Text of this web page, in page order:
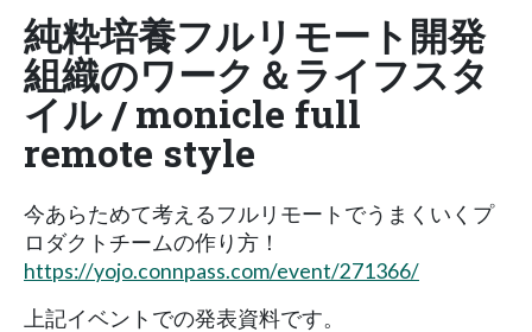
純粋培養フルリモート開発
組織のワーク＆ライフスタ
イル / monicle full
remote style
今あらためて考えるフルリモートでうまくいくプ
ロダクトチームの作り方！
https://yojo.connpass.com/event/271366/
上記イベントでの発表資料です。